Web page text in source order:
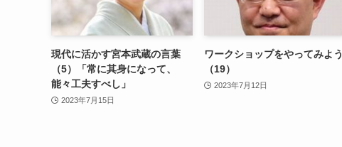
現代に活かす宮本武蔵の言葉
（5）「常に其身になって、
能々工夫すべし」
2023年7月15日
ワークショップをやってみよう
（19）
2023年7月12日